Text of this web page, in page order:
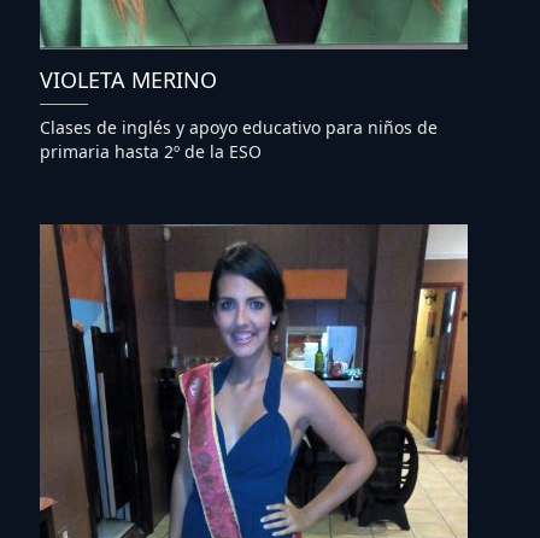
VIOLETA MERINO
Clases de inglés y apoyo educativo para niños de
primaria hasta 2º de la ESO